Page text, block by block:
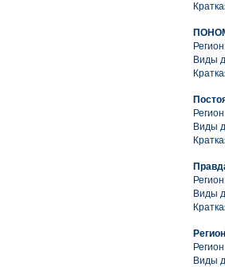
Виды
Виды
Виды
Виды